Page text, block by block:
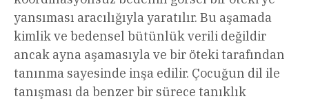
yansıması aracılığıyla yaratılır. Bu aşamada
kimlik ve bedensel bütünlük verili değildir
ancak ayna aşamasıyla ve bir öteki tarafından
tanınma sayesinde inşa edilir. Çocuğun dil ile
tanışması da benzer bir sürece tanıklık